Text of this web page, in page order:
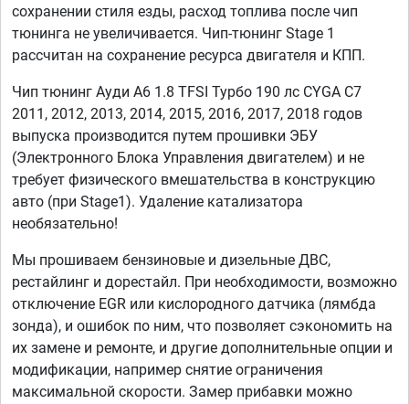
сохранении стиля езды, расход топлива после чип
тюнинга не увеличивается. Чип-тюнинг Stage 1
рассчитан на сохранение ресурса двигателя и КПП.
Чип тюнинг Ауди А6 1.8 TFSI Турбо 190 лс CYGA C7
2011, 2012, 2013, 2014, 2015, 2016, 2017, 2018 годов
выпуска производится путем прошивки ЭБУ
(Электронного Блока Управления двигателем) и не
требует физического вмешательства в конструкцию
авто (при Stage1). Удаление катализатора
необязательно!
Мы прошиваем бензиновые и дизельные ДВС,
рестайлинг и дорестайл. При необходимости, возможно
отключение EGR или кислородного датчика (лямбда
зонда), и ошибок по ним, что позволяет сэкономить на
их замене и ремонте, и другие дополнительные опции и
модификации, например снятие ограничения
максимальной скорости. Замер прибавки можно